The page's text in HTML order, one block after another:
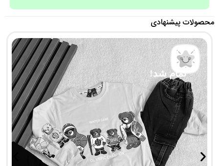
محصولات پیشنهادی
تمام شد!